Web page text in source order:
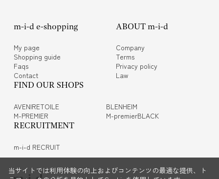
m-i-d e-shopping
My page
Shopping guide
Faqs
Contact
ABOUT m-i-d
Company
Terms
Privacy policy
Law
FIND OUR SHOPS
AVENIRETOILE
BLENHEIM
M-PREMIER
M-premierBLACK
RECRUITMENT
m-i-d RECRUIT
当サイトでは利用体験の向上およびコンテンツの最適な提供、ト